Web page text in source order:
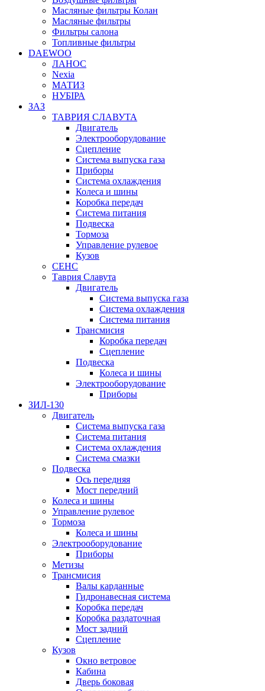
Масляные фильтры Колан
Масляные фильтры
Фильтры салона
Топливные фильтры
DAEWOO
ЛАНОС
Nexia
МАТИЗ
НУБІРА
ЗАЗ
ТАВРИЯ СЛАВУТА
Двигатель
Электрооборудование
Сцепление
Система выпуска газа
Приборы
Система охлаждения
Колеса и шины
Коробка передач
Система питания
Подвеска
Тормоза
Управление рулевое
Кузов
СЕНС
Таврия Славута
Двигатель
Система выпуска газа
Система охлаждения
Система питания
Трансмисия
Коробка передач
Сцепление
Подвеска
Колеса и шины
Электрооборудование
Приборы
ЗИЛ-130
Двигатель
Система выпуска газа
Система питания
Система охлаждения
Система смазки
Подвеска
Ось передняя
Мост передний
Колеса и шины
Управление рулевое
Тормоза
Колеса и шины
Электрооборудование
Приборы
Метизы
Трансмисия
Валы карданные
Гидронавесная система
Коробка передач
Коробка раздаточная
Мост задний
Сцепление
Кузов
Окно ветровое
Кабина
Дверь боковая